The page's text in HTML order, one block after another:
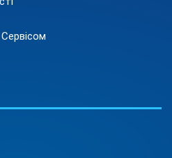
Сервісом